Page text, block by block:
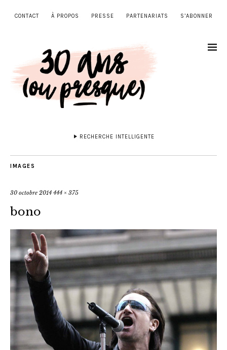
CONTACT À PROPOS PRESSE PARTENARIATS S’ABONNER
RECHERCHE INTELLIGENTE
IMAGES
30 octobre 2014 444 × 375
bono